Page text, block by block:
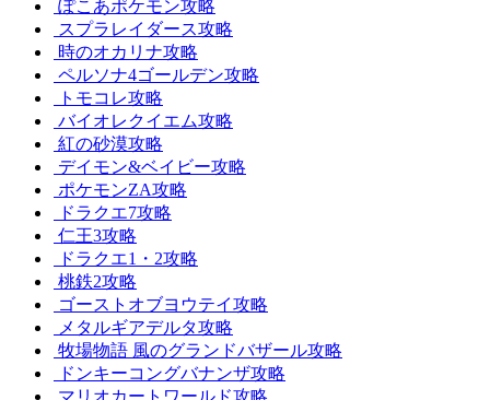
ぽこあポケモン攻略
スプラレイダース攻略
時のオカリナ攻略
ペルソナ4ゴールデン攻略
トモコレ攻略
バイオレクイエム攻略
紅の砂漠攻略
デイモン&ベイビー攻略
ポケモンZA攻略
ドラクエ7攻略
仁王3攻略
ドラクエ1・2攻略
桃鉄2攻略
ゴーストオブヨウテイ攻略
メタルギアデルタ攻略
牧場物語 風のグランドバザール攻略
ドンキーコングバナンザ攻略
マリオカートワールド攻略